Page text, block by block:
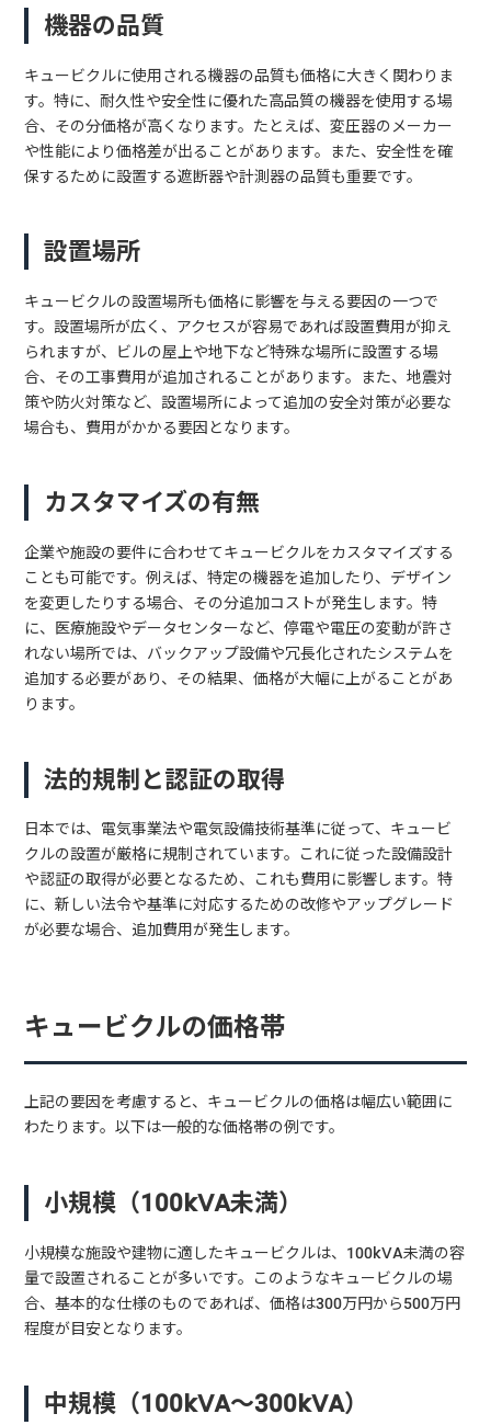
機器の品質
キュービクルに使用される機器の品質も価格に大きく関わりま
す。特に、耐久性や安全性に優れた高品質の機器を使用する場
合、その分価格が高くなります。たとえば、変圧器のメーカー
や性能により価格差が出ることがあります。また、安全性を確
保するために設置する遮断器や計測器の品質も重要です。
設置場所
キュービクルの設置場所も価格に影響を与える要因の一つで
す。設置場所が広く、アクセスが容易であれば設置費用が抑え
られますが、ビルの屋上や地下など特殊な場所に設置する場
合、その工事費用が追加されることがあります。また、地震対
策や防火対策など、設置場所によって追加の安全対策が必要な
場合も、費用がかかる要因となります。
カスタマイズの有無
企業や施設の要件に合わせてキュービクルをカスタマイズする
ことも可能です。例えば、特定の機器を追加したり、デザイン
を変更したりする場合、その分追加コストが発生します。特
に、医療施設やデータセンターなど、停電や電圧の変動が許さ
れない場所では、バックアップ設備や冗長化されたシステムを
追加する必要があり、その結果、価格が大幅に上がることがあ
ります。
法的規制と認証の取得
日本では、電気事業法や電気設備技術基準に従って、キュービ
クルの設置が厳格に規制されています。これに従った設備設計
や認証の取得が必要となるため、これも費用に影響します。特
に、新しい法令や基準に対応するための改修やアップグレード
が必要な場合、追加費用が発生します。
キュービクルの価格帯
上記の要因を考慮すると、キュービクルの価格は幅広い範囲に
わたります。以下は一般的な価格帯の例です。
小規模（100kVA未満）
小規模な施設や建物に適したキュービクルは、100kVA未満の容
量で設置されることが多いです。このようなキュービクルの場
合、基本的な仕様のものであれば、価格は300万円から500万円
程度が目安となります。
中規模（100kVA〜300kVA）